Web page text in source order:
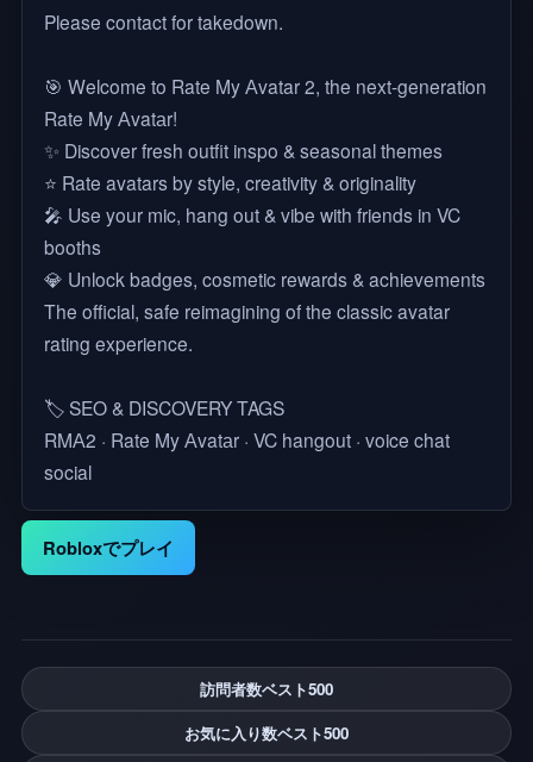
Please contact for takedown.
🎯 Welcome to Rate My Аvatar 2, the next-generation
Rate My Аvatаr!
✨ Discover fresh outfit inspo & seasonal themes
⭐ Rate avatars by style, creativity & originality
🎤 Use your mic, hang out & vibe with friends in VC
booths
💎 Unlock badges, cosmetic rewards & achievements
The official, safe reimagining of the classic avatar
rating experience.
🏷️ SEO & DISCOVERY TAGS
RMА2 · Rate My Аvatаr · VC hangout · voice chat
social
Robloxでプレイ
訪問者数ベスト500
お気に入り数ベスト500